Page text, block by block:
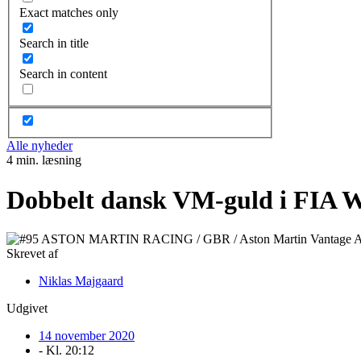
Exact matches only
Search in title
Search in content
Alle nyheder
4 min. læsning
Dobbelt dansk VM-guld i FIA
Skrevet af
Niklas Majgaard
Udgivet
14 november 2020
- Kl. 20:12